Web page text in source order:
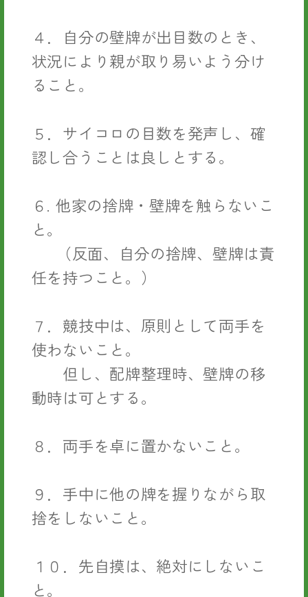
４．自分の壁牌が出目数のとき、
状況により親が取り易いよう分け
ること。
５．サイコロの目数を発声し、確
認し合うことは良しとする。
６. 他家の捨牌・壁牌を触らないこ
と。
（反面、自分の捨牌、壁牌は責
任を持つこと。）
７．競技中は、原則として両手を
使わないこと。
但し、配牌整理時、壁牌の移
動時は可とする。
８．両手を卓に置かないこと。
９．手中に他の牌を握りながら取
捨をしないこと。
１０．先自摸は、絶対にしないこ
と。